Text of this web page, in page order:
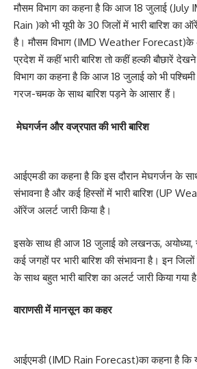
मौसम विभाग का कहना है कि आज 18 जुलाई
Rain )को भी यूपी के 30 जिलों में भारी बारिश का
है। मौसम विभाग (IMD Weather
प्रदेश में कहीं भारी बारिश तो कहीं हल्की बौछारें
विभाग का कहना है कि आज 18 जुलाई को भी
गरज-चमक के साथ बारिश पड़ने के आसार हैं।
मेघगर्जन और वज्रपात की भारी बारिश
आईएमडी का कहना है कि इस दौरान मेघगर्जन के
संभावना है और कई हिस्सों में भारी बारिश (UP
ऑरेंज अलर्ट जारी किया है।
इसके साथ ही आज 18 जुलाई को लखनऊ, अयोध्या,
कई जगहों पर भारी बारिश की संभावना है। इन
के साथ बहुत भारी बारिश का अलर्ट जारी किया गया
वाराणसी में मानसून का कहर
आईएमडी (IMD Rain Forecast)का कहना है कि